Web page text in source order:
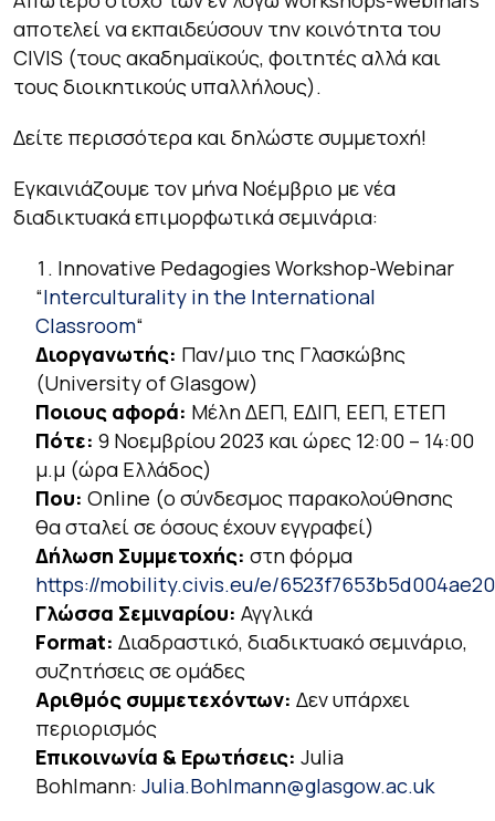
αποτελεί να εκπαιδεύσουν την κοινότητα του
CIVIS (τους ακαδημαϊκούς, φοιτητές αλλά και
τους διοικητικούς υπαλλήλους).
Δείτε περισσότερα και δηλώστε συμμετοχή!
Εγκαινιάζουμε τον μήνα Νοέμβριο με νέα
διαδικτυακά επιμορφωτικά σεμινάρια:
Innovative Pedagogies Workshop-Webinar
“Interculturality in the International
Classroom“
Διοργανωτής: Παν/μιο της Γλασκώβης
(University of Glasgow)
Ποιους αφορά: Μέλη ΔΕΠ, ΕΔΙΠ, ΕΕΠ, ΕΤΕΠ
Πότε: 9 Νοεμβρίου 2023 και ώρες 12:00 – 14:00
μ.μ (ώρα Ελλάδος)
Που: Online (ο σύνδεσμος παρακολούθησης
θα σταλεί σε όσους έχουν εγγραφεί)
Δήλωση Συμμετοχής: στη φόρμα
https://mobility.civis.eu/e/
Γλώσσα Σεμιναρίου: Αγγλικά
Format: Διαδραστικό, διαδικτυακό σεμινάριο,
συζητήσεις σε ομάδες
Αριθμός συμμετεχόντων: Δεν υπάρχει
περιορισμός
Επικοινωνία & Ερωτήσεις: Julia
Bohlmann: Julia.Bohlmann@glasgow.ac.uk